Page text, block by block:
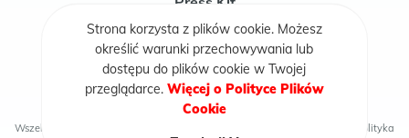
Publikacje
Wszelkie prawa zastrzeżone © 2026 Fundacja Rycerze i Księżniczki Polityka
Strona korzysta z plików cookie. Możesz
określić warunki przechowywania lub
dostępu do plików cookie w Twojej
przeglądarce. Więcej o Polityce Plików
Cookie